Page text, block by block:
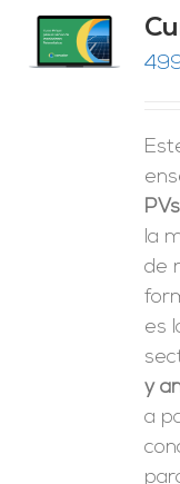
la
de
es
y
a